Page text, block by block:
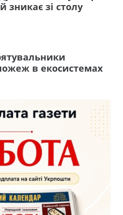
зникає зі столу
в екосистемах